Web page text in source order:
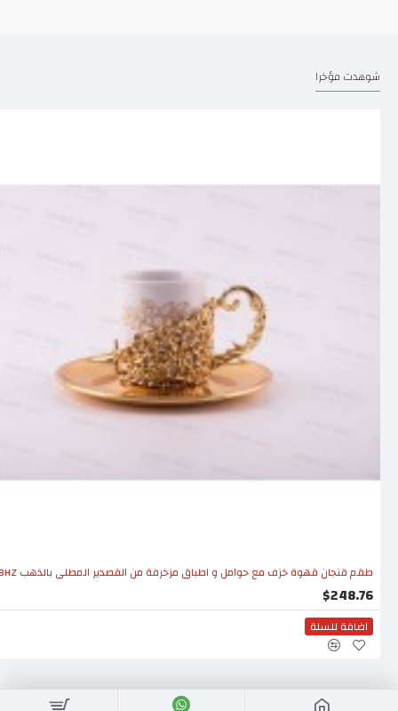
شوهدت مؤخرا
طقم قنجان قهوة خزف مع حوامل و اطباق مزخرفة من القصدير المطلي بالذهب INH-9918-ALT-BHZ
$248.76
اضافة للسلة